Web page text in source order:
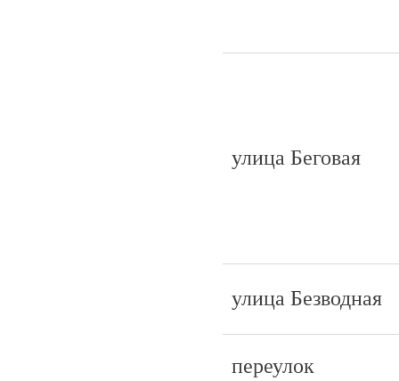
улица Беговая
улица Безводная
переулок